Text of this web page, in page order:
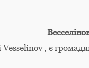
, є